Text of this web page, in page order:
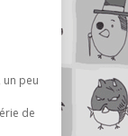
un peu
de